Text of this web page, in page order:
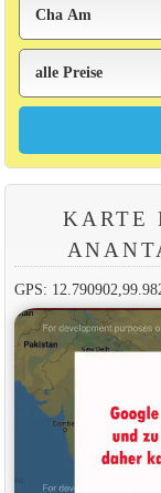
KARTE
GPS: